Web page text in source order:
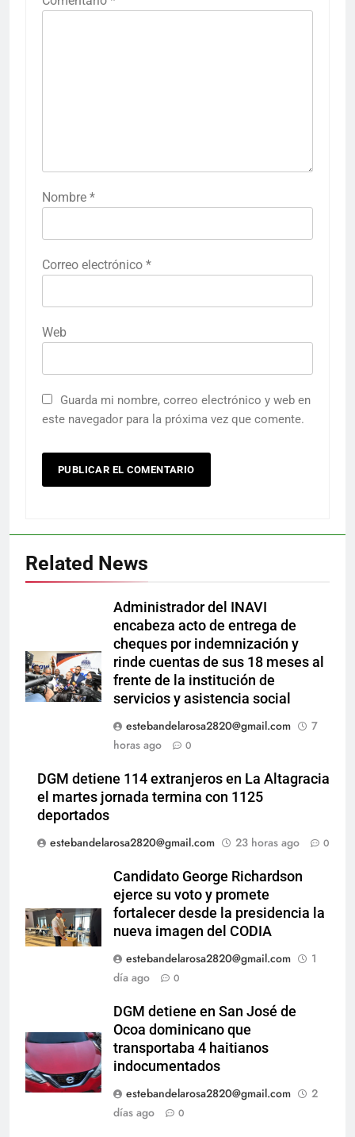
Nombre *
Correo electrónico *
Web
Guarda mi nombre, correo electrónico y web en
este navegador para la próxima vez que comente.
Related News
Administrador del INAVI
encabeza acto de entrega de
cheques por indemnización y
rinde cuentas de sus 18 meses al
frente de la institución de
servicios y asistencia social
estebandelarosa2820@gmail.com
7
horas ago
0
DGM detiene 114 extranjeros en La Altagracia
el martes jornada termina con 1125
deportados
estebandelarosa2820@gmail.com
23 horas ago 0
Candidato George Richardson
ejerce su voto y promete
fortalecer desde la presidencia la
nueva imagen del CODIA
estebandelarosa2820@gmail.com
1
día ago
0
DGM detiene en San José de
Ocoa dominicano que
transportaba 4 haitianos
indocumentados
estebandelarosa2820@gmail.com
2
días ago
0